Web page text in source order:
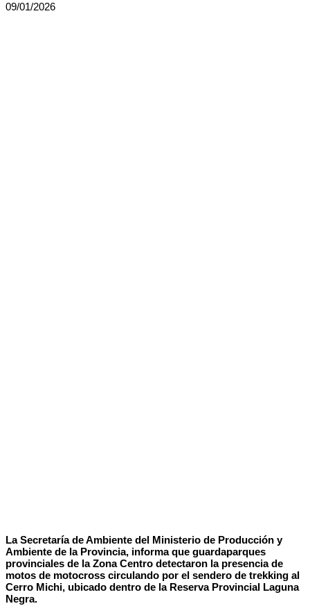
09/01/2026
La Secretaría de Ambiente del Ministerio de Producción y
Ambiente de la Provincia, informa que guardaparques
provinciales de la Zona Centro detectaron la presencia de
motos de motocross circulando por el sendero de trekking al
Cerro Michi, ubicado dentro de la Reserva Provincial Laguna
Negra.